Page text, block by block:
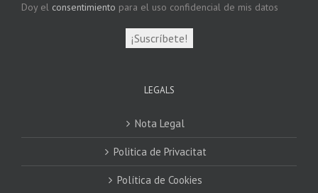
Doy el consentimiento para el uso confidencial de mis datos
LEGALS
Nota Legal
Politica de Privacitat
Política de Cookies